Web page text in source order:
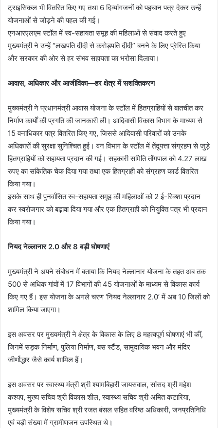
ट्राइसिकल भी वितरित किए गए तथा 6 दिव्यांगजनों को पहचान पत्र देकर उन्हें
योजनाओं से जोड़ने की पहल की गई।
एनआरएलएम स्टॉल में स्व-सहायता समूह की महिलाओं से संवाद करते हुए
मुख्यमंत्री ने उन्हें “लखपति दीदी से करोड़पति दीदी” बनने के लिए प्रेरित किया
और सरकार की ओर से हर संभव सहायता का भरोसा दिलाया।
आवास, अधिकार और आजीविका—हर क्षेत्र में सशक्तिकरण
मुख्यमंत्री ने प्रधानमंत्री आवास योजना के स्टॉल में हितग्राहियों से बातचीत कर
निर्माण कार्यों की प्रगति की जानकारी ली। आदिवासी विकास विभाग के माध्यम से
15 वनाधिकार पत्र वितरित किए गए, जिससे आदिवासी परिवारों को उनके
अधिकारों की सुरक्षा सुनिश्चित हुई। वन विभाग के स्टॉल में तेंदूपत्ता संग्रहण से जुड़े
हितग्राहियों को सहायता प्रदान की गई। सहकारी समिति तोंगपाल को 4.27 लाख
रुपए का सांकेतिक चेक दिया गया तथा एक हितग्राही को संग्रहण कार्ड वितरित
किया गया।
इसके साथ ही पुनर्वासित स्व-सहायता समूह की महिलाओं को 2 ई-रिक्शा प्रदान
कर स्वरोजगार को बढ़ावा दिया गया और एक हितग्राही को नियुक्ति पत्र भी प्रदान
किया गया।
नियद नेल्लानार 2.0 और 8 बड़ी घोषणाएं
मुख्यमंत्री ने अपने संबोधन में बताया कि नियद नेल्लानार योजना के तहत अब तक
500 से अधिक गांवों में 17 विभागों की 45 योजनाओं के माध्यम से विकास कार्य
किए गए हैं। इस योजना के अगले चरण ‘नियद नेल्लानार 2.0’ में अब 10 जिलों को
शामिल किया जाएगा।
इस अवसर पर मुख्यमंत्री ने क्षेत्र के विकास के लिए 8 महत्वपूर्ण घोषणाएं भी कीं,
जिनमें सड़क निर्माण, पुलिया निर्माण, बस स्टैंड, सामुदायिक भवन और मंदिर
जीर्णोद्धार जैसे कार्य शामिल हैं।
इस अवसर पर स्वास्थ्य मंत्री श्री श्यामबिहारी जायसवाल, सांसद श्री महेश
कश्यप, मुख्य सचिव श्री विकास शील, स्वास्थ्य सचिव श्री अमित कटारिया,
मुख्यमंत्री के विशेष सचिव श्री रजत बंसल सहित वरिष्ठ अधिकारी, जनप्रतिनिधि
एवं बड़ी संख्या में ग्रामीणजन उपस्थित थे।